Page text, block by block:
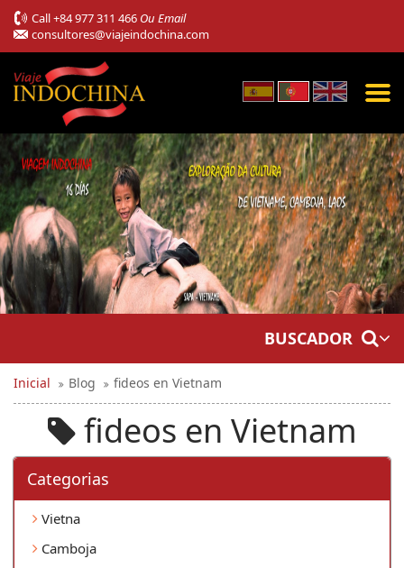
Call+84 977 311 466 Ou Email
consultores@viajeindochina.com
BUSCADOR
Inicial Blog fideos en Vietnam
fideos en Vietnam
Categorias
Vietna
Camboja